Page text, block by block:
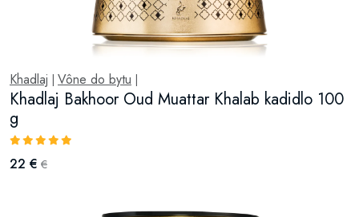
Khadlaj Vône do bytu
Khadlaj Bakhoor Oud Muattar Khalab kadidlo 100
g
22 € €